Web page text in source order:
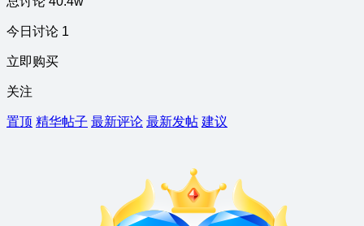
今日讨论 1
立即购买
关注
置顶 精华帖子 最新评论 最新发帖 建议